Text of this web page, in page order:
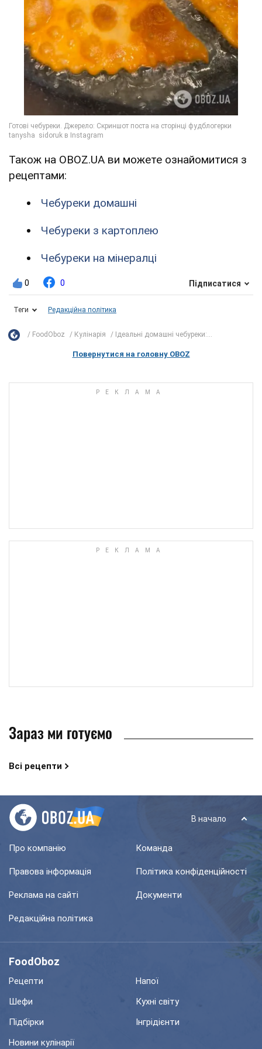
Також на OBOZ.UA ви можете ознайомитися з
рецептами:
Чебуреки домашні
Чебуреки з картоплею
Чебуреки на мінералці
0 0 Підписатися
Теги Редакційна політика
FoodOboz Кулінарія Ідеальні домашні чебуреки:...
Повернутися на головну OBOZ
Зараз ми готуємо
Всі рецепти
В начало
Про компанію Команда
Правова інформація Політика конфіденційності
Реклама на сайті Документи
Редакційна політика
FoodOboz
Рецепти
Напої
Шефи
Кухні світу
Підбірки
Інгрідієнти
Новини кулінарії